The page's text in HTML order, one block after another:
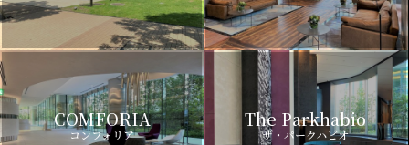
COMFORIA
コンフォリア
The Parkhabio
ザ・パークハビオ